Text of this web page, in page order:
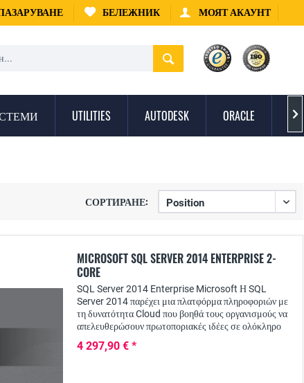
БЕЛЕЖНИК МОЯТ АКАУНТ
UTILITIES AUTODESK ORACLE 
СОРТИРАНЕ:
MICROSOFT SQL SERVER 2014 ENTERPRISE 2-
CORE
SQL Server 2014 Enterprise Microsoft Η SQL
Server 2014 παρέχει μια πλατφόρμα πληροφοριών με
τη δυνατότητα Cloud που βοηθά τους οργανισμούς να
απελευθερώσουν πρωτοποριακές ιδέες σε ολόκληρο
4 297,90 € *